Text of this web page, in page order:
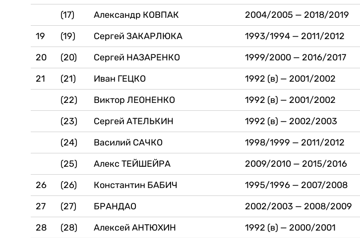
(17)
Александр КОВПАК 2004/2005 — 2018/2019
19
(19) Сергей ЗАКАРЛЮКА 1993/1994 — 2011/2012
20
(20) Сергей НАЗАРЕНКО 1999/2000 — 2016/2017
21
(21) Иван ГЕЦКО 1992 (в) — 2001/2002
(22)
Виктор ЛЕОНЕНКО 1992 (в) — 2001/2002
(23)
Сергей АТЕЛЬКИН 1992 (в) — 2002/2003
(24)
Василий САЧКО 1998/1999 — 2011/2012
(25)
Алекс ТЕЙШЕЙРА 2009/2010 — 2015/2016
26
(26) Константин БАБИЧ 1995/1996 — 2007/2008
27
(27) БРАНДАО 2002/2003 — 2008/2009
28
(28) Алексей АНТЮХИН 1992 (в) — 2000/2001